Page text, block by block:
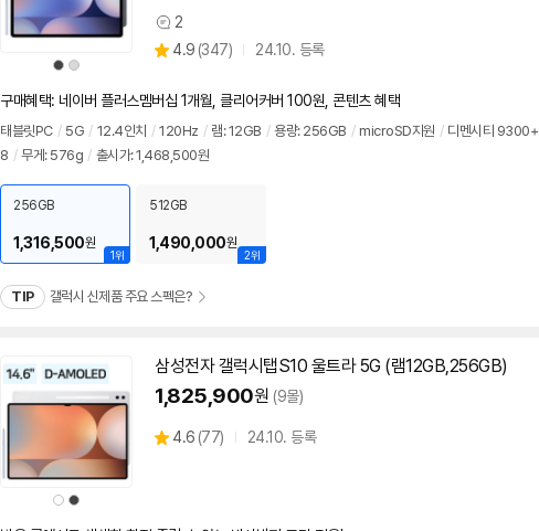
상
품
상
상
품
상
상
품
견
2
별
4.9 (상
리
뷰
347) 24.10. 등록
구매혜택: 네이버 플러스멤버십 1개월, 클리어커버 100원, 콘텐츠 혜택
태블릿PC / 5G / 12.4인치 / 120Hz / 램: 12GB / 용량: 256GB / microSD지원 / 디멘시티 9300+
8 / 무게: 576g / 출시가: 1,468,500원
1위
256GB
1,316,500원
2위
512GB
1,490,000원
TIP 갤럭시 신제품 주요 스펙은?
상
품
상
품
삼성전자 갤럭시탭S10 울트라 5G (램12GB,256GB)
1,825,900원 (9몰)
별
4.6 (상
77) 24.10. 등록
영
상